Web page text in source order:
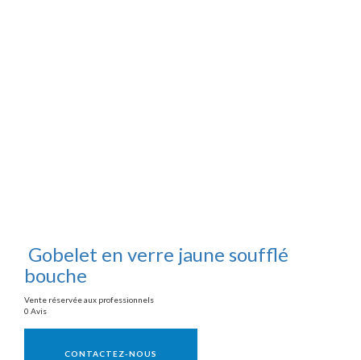
Gobelet en verre jaune soufflé
bouche
Vente réservée aux professionnels
0 Avis
CONTACTEZ-NOUS